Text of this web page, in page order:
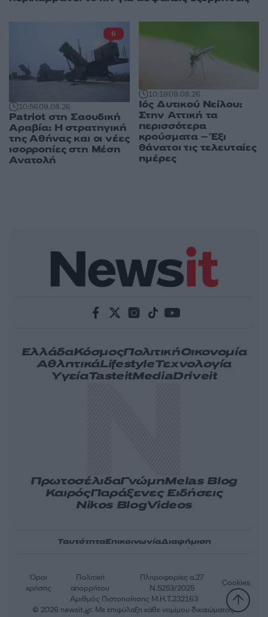
10:5609.08.26
Patriot στη Σαουδική
Αραβία: Η στρατηγική
της Αθήνας και οι νέες
ισορροπίες στη Μέση
Ανατολή
6
10:1909.08.26
Ιός Δυτικού Νείλου:
Στην Αττική τα
περισσότερα
κρούσματα – Έξι
θάνατοι τις τελευταίες
ημέρες
ΕλλάδαΚόσμοςΠολιτικήΟικονομία
ΑθλητικάLifestyleΤεχνολογία
ΥγείαTasteitMediaDriveit
ΠρωτοσέλιδαΓνώμηMelas Blog
ΚαιρόςΠαράξενες Ειδήσεις
Nikos BlogVideos
ΤαυτότηταΕπικοινωνίαΔιαφήμιση
Αριθμός Πιστοποίησης Μ.Η.Τ.232163
Όροι
χρήσης
Πολιτική
απορρήτου
Πληροφορίες α.27
Ν.5253/2025
Cookies
© 2026 newsit.gr. Με επιφύλαξη κάθε νομίμου δικαιώματος.